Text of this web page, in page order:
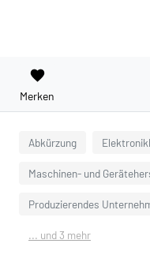
favorite
Merken
Abkürzung
Maschinen- und
Produzierendes
... und 3 mehr